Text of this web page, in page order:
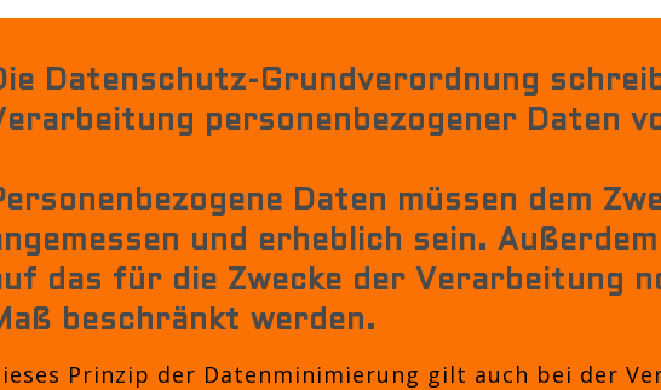
Datenschutz-Grundverordnung
personenbezogener Daten
Daten müssen dem
und erheblich sein.
das für die Zwecke der Verarbeitung
beschränkt werden.
Prinzip der Datenminimierung gilt auch bei der